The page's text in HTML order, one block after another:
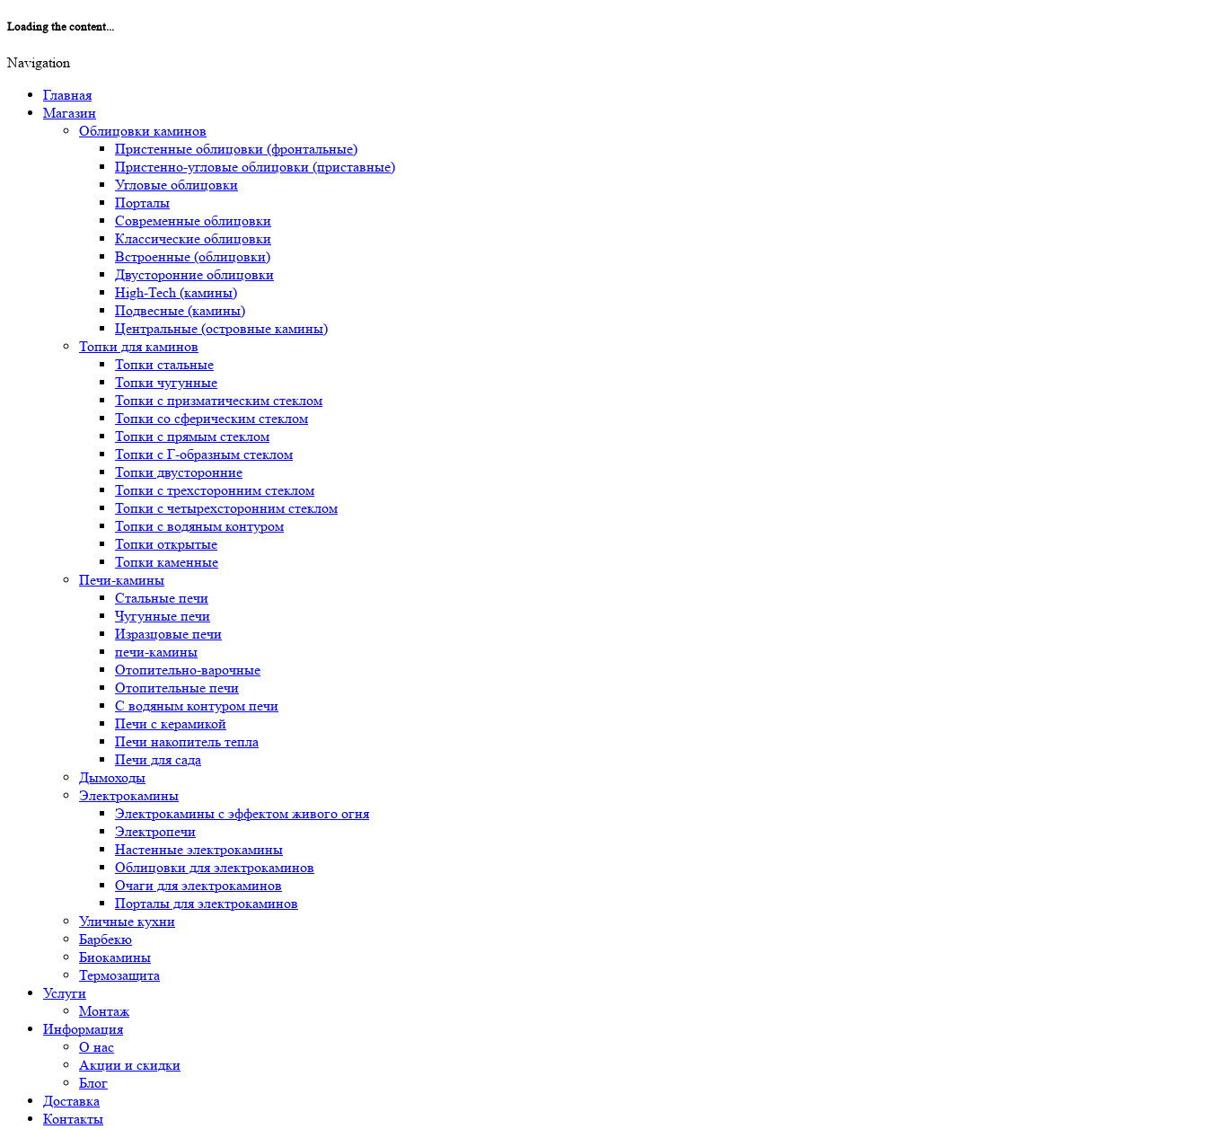
Loading the content...
Navigation
Главная
Магазин
Облицовки каминов
Пристенные облицовки (фронтальные)
Пристенно-угловые облицовки (приставные)
Угловые облицовки
Порталы
Современные облицовки
Классические облицовки
Встроенные (облицовки)
Двусторонние облицовки
High-Tech (камины)
Подвесные (камины)
Центральные (островные камины)
Топки для каминов
Топки стальные
Топки чугунные
Топки с призматическим стеклом
Топки со сферическим стеклом
Топки с прямым стеклом
Топки с Г-образным стеклом
Топки двусторонние
Топки с трехсторонним стеклом
Топки с четырехсторонним стеклом
Топки с водяным контуром
Топки открытые
Топки каменные
Печи-камины
Стальные печи
Чугунные печи
Изразцовые печи
печи-камины
Отопительно-варочные
Отопительные печи
С водяным контуром печи
Печи с керамикой
Печи накопитель тепла
Печи для сада
Дымоходы
Электрокамины
Электрокамины с эффектом живого огня
Электропечи
Настенные электрокамины
Облицовки для электрокаминов
Очаги для электрокаминов
Порталы для электрокаминов
Уличные кухни
Барбекю
Биокамины
Термозащита
Услуги
Монтаж
Информация
О нас
Акции и скидки
Блог
Доставка
Контакты